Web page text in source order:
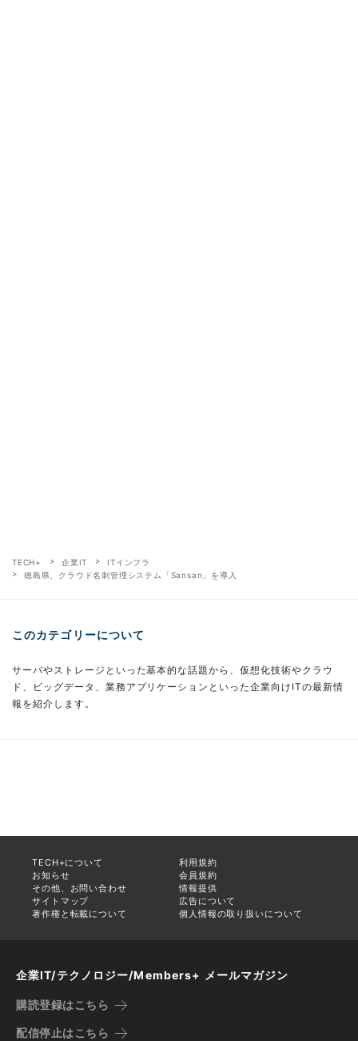
TECH+ 企業IT
ITインフラ
徳島県、クラウド名刺管理システム「Sansan」を導入
このカテゴリーについて
サーバやストレージといった基本的な話題から、仮想化技術やクラウ
ド、ビッグデータ、業務アプリケーションといった企業向けITの最新情
報を紹介します。
TECH+について
利用規約
お知らせ
会員規約
その他、お問い合わせ
情報提供
サイトマップ
広告について
著作権と転載について
個人情報の取り扱いについて
企業IT/テクノロジー/Members+ メールマガジン
購読登録はこちら
配信停止はこちら